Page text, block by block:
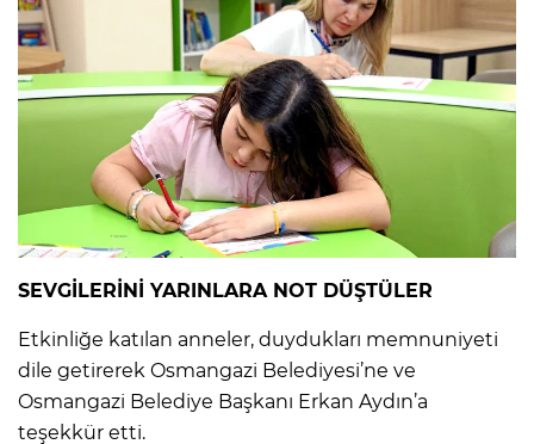
SEVGİLERİNİ YARINLARA NOT DÜŞTÜLER
Etkinliğe katılan anneler, duydukları memnuniyeti
dile getirerek Osmangazi Belediyesi’ne ve
Osmangazi Belediye Başkanı Erkan Aydın’a
teşekkür etti.